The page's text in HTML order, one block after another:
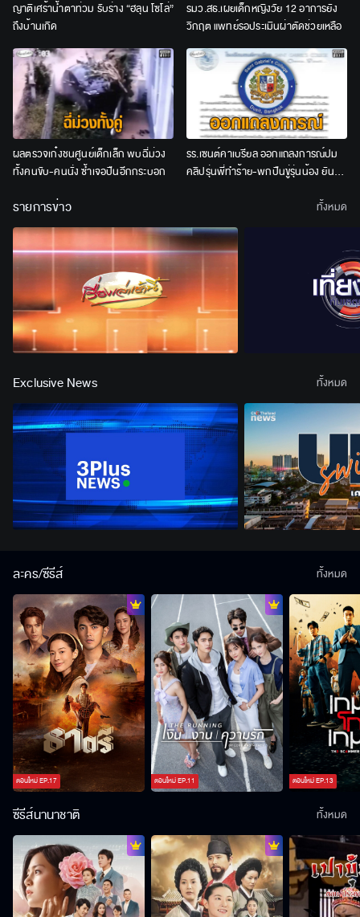
ญาติเศร้าน้ำตาท่วม รับร่าง “ฮลุน โซโล่”
ถึงบ้านเกิด
รมว.สธ.เผยเด็กหญิงวัย 12 อาการยัง
วิกฤต แพทย์รอประเมินผ่าตัดช่วยเหลือ
ผลตรวจเก๋งชนศูนย์เด็กเล็ก พบฉี่ม่วง
ทั้งคนขับ-คนนั่ง ซ้ำเจอปืนอีกกระบอก
รร.เซนต์คาเบรียล ออกแถลงการณ์ปม
คลิปรุ่นพี่ทำร้าย-พกปืนขู่รุ่นน้อง ยัน
รายการข่าว ทั้งหมด
Exclusive News ทั้งหมด
ละคร/ซีรีส์
ตอนใหม่EP.17 ตอนใหม่EP.11 ตอนใหม่EP.13
ทั้งหมด
ซีรีส์นานาชาติ ทั้งหมด